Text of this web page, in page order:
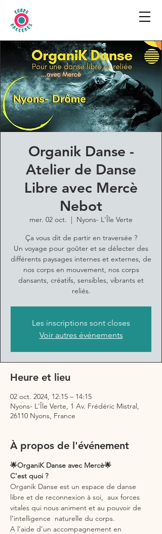
Organik Danse -
Atelier de Danse
Libre avec Mercè
Nebot
mer. 02 oct.
  |
Nyons- L'Île Verte
Ça vous dit de partir en traversée ?
Un voyage pour goûter et se délecter des
différents paysages internes et externes, de
nos corps en mouvement, nos corps
dansants, créatifs, sensibles, vibrants et
reliés.
Les inscriptions sont closes
Voir autres événements
Heure et lieu
02 oct. 2024, 12:15 – 14:15
Nyons- L'Île Verte, 1 Av. Frédéric Mistral,
26110 Nyons, France
À propos de l'événement
🌟OrganiK Danse avec Mercè🌟
C'est quoi ?
Organik Danse est un espace de danse
libre et de reconnexion à soi,  aux forces
vitales qui nous animent et au pouvoir de
l’intelligence  naturelle du corps.
A l’aide d’un accompagnement en